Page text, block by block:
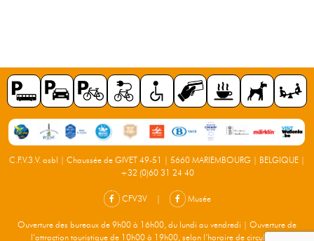
C.F.V.3.V. asbl | Chaussée de GIVET 49-51 | 5660 MARIEMBOURG | BELGIQUE |
+32 (0)60 31 24 40
CFV3V | Musée
Ouverture des bureaux de 9h00 à 16h00, du lundi au vendredi | Ouverture de
l’attraction touristique de 10h00 à 19h00, selon l’horaire de circulation